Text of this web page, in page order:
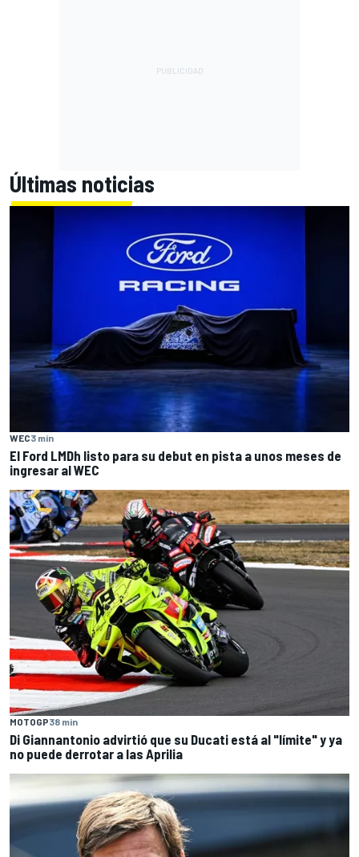
Últimas noticias
WEC3 min
El Ford LMDh listo para su debut en pista a unos meses de
ingresar al WEC
MOTOGP38 min
Di Giannantonio advirtió que su Ducati está al "límite" y ya
no puede derrotar a las Aprilia